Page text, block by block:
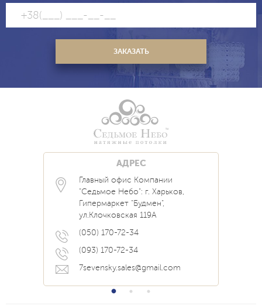
АДРЕС
Главный офис Компании
"Седьмое Небо": г. Харьков,
Гипермаркет "Будмен",
ул.Клочковская 119А
(050) 170-72-34
(093) 170-72-34
7sevensky.sales@gmail.com
Каталог
Услуги
Блог
Новости
Акции
Контакты